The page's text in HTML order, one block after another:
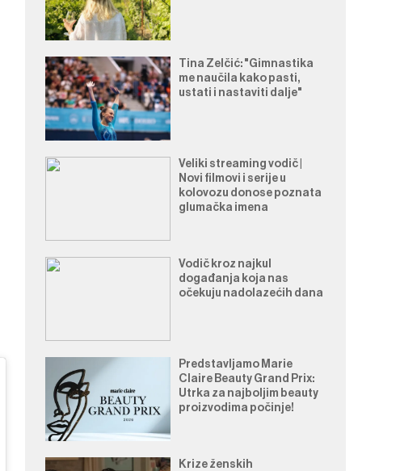
Tina Zelčić: "Gimnastika
me naučila kako pasti,
ustati i nastaviti dalje"
Veliki streaming vodič |
Novi filmovi i serije u
kolovozu donose poznata
glumačka imena
Vodič kroz najkul
događanja koja nas
očekuju nadolazećih dana
Predstavljamo Marie
Claire Beauty Grand Prix:
Utrka za najboljim beauty
proizvodima počinje!
Krize ženskih